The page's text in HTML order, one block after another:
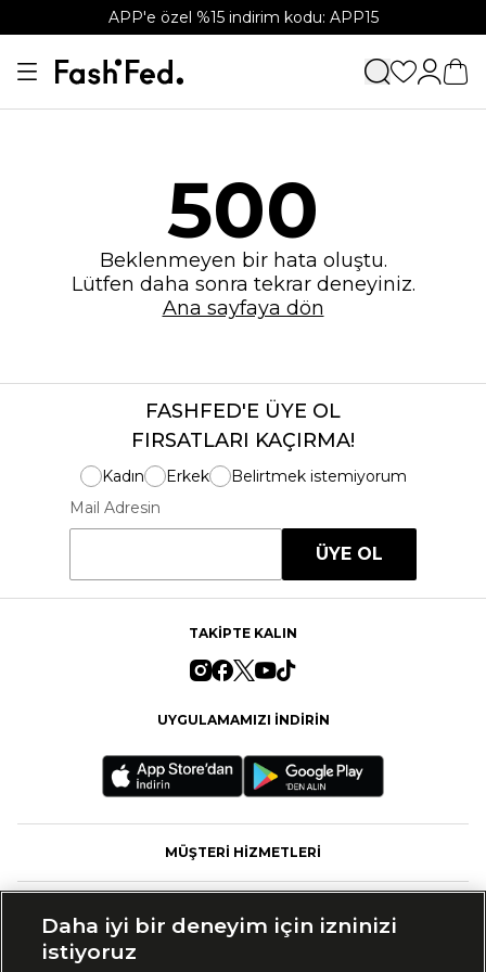
APP'e özel %15 indirim kodu: APP15
500
Beklenmeyen bir hata oluştu.
Lütfen daha sonra tekrar deneyiniz.
Ana sayfaya dön
FASHFED'E ÜYE OL
FIRSATLARI KAÇIRMA!
Kadın Erkek
Belirtmek istemiyorum
Mail Adresin
ÜYE OL
TAKİPTE KALIN
UYGULAMAMIZI İNDİRİN
MÜŞTERİ HİZMETLERİ
Daha iyi bir deneyim için izninizi
istiyoruz